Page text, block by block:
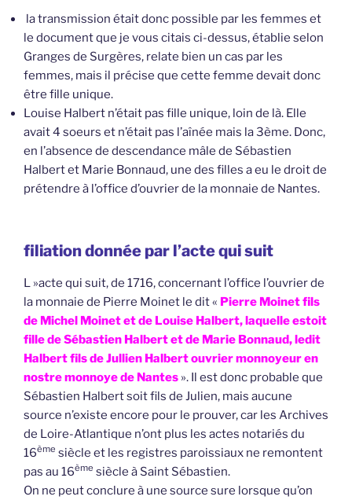
la transmission était donc possible par les femmes et
le document que je vous citais ci-dessus, établie selon
Granges de Surgères, relate bien un cas par les
femmes, mais il précise que cette femme devait donc
être fille unique.
Louise Halbert n’était pas fille unique, loin de là. Elle
avait 4 soeurs et n’était pas l’aînée mais la 3ème. Donc,
en l’absence de descendance mâle de Sébastien
Halbert et Marie Bonnaud, une des filles a eu le droit de
prétendre à l’office d’ouvrier de la monnaie de Nantes.
filiation donnée par l’acte qui suit
L »acte qui suit, de 1716, concernant l’office l’ouvrier de
la monnaie de Pierre Moinet le dit « Pierre Moinet fils
de Michel Moinet et de Louise Halbert, laquelle estoit
fille de Sébastien Halbert et de Marie Bonnaud, ledit
Halbert fils de Jullien Halbert ouvrier monnoyeur en
nostre monnoye de Nantes ». Il est donc probable que
Sébastien Halbert soit fils de Julien, mais aucune
source n’existe encore pour le prouver, car les Archives
de Loire-Atlantique n’ont plus les actes notariés du
16ème siècle et les registres paroissiaux ne remontent
pas au 16ème siècle à Saint Sébastien.
On ne peut conclure à une source sure lorsque qu’on